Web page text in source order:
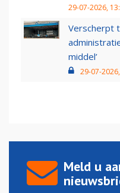
29-07-2026,
Verscherpt
middel’
29-07-
Meld u